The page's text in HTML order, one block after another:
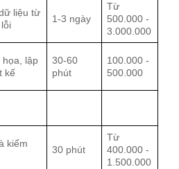
liệu từ
1-3 ngày
Từ
500.000 -
3.000.000
họa, lập
kế
30-60
phút
100.000 -
500.000
kiểm
30 phút
Từ
400.000 -
1.500.000